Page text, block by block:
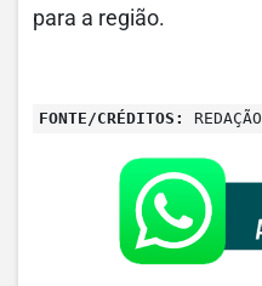
para a região.
FONTE/CRÉDITOS: REDAÇÃO